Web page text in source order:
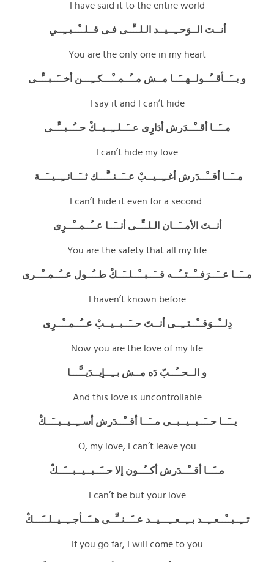
I have said it to the entire world
أنــتَ الــوَحــِــيــد الـلــِّــى فـى قــلــْــبــِــي
You are the only one in my heart
و بــَــأقــُــولــهــَــا مــش مــُــمــْـــكــِـــن أخــَــبــِّــى
I say it and I can’t hide
مــَــا أقــْــدَرش أدَارِى عــَــلــِــيــكْ حــُــبــِّــى
I can’t hide my love
مــَــا أقــْــدَرش أغــِــيــبْ عــَــنــَّـــك ثــَــانــِــيــَــة
I can’t hide it even for a second
أنــتَ الأمــَــان الـلــِّــى أنــَــا عــُــمــْــرِى
You are the safety that all my life
مــَــا عــَــرَفــْــتــُــه قــَــبــْــلــَــكْ طــُــول عــُــمــْــرى
I haven’t known before
دِلــْــوَقــْــتــِــى أنــتَ حــَــبــيــبْ عــُــمــْــرِى
Now you are the love of my life
و الــحــُــبّ دَه مــش بــِــإيــدَيــَّـــا
And this love is uncontrollable
يــَــا حــَــبــيــبــى مــَــا أقــْــدَرش أســِــيــبــَــكْ
O, my love, I can’t leave you
مــَــا أقــْــدَرش أكــُــون إلا حــَــبــيــبـــَــكْ
I can’t be but your love
تــِــبــْــعــِــد بــِــعــِـــيــد عــَــنــِّــى هــَــأجــِــيــلــَـــكْ
If you go far, I will come to you